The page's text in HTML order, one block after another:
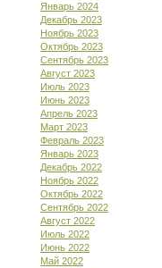
Январь 2024
Декабрь 2023
Ноябрь 2023
Октябрь 2023
Сентябрь 2023
Август 2023
Июль 2023
Июнь 2023
Апрель 2023
Март 2023
Февраль 2023
Январь 2023
Декабрь 2022
Ноябрь 2022
Октябрь 2022
Сентябрь 2022
Август 2022
Июль 2022
Июнь 2022
Май 2022